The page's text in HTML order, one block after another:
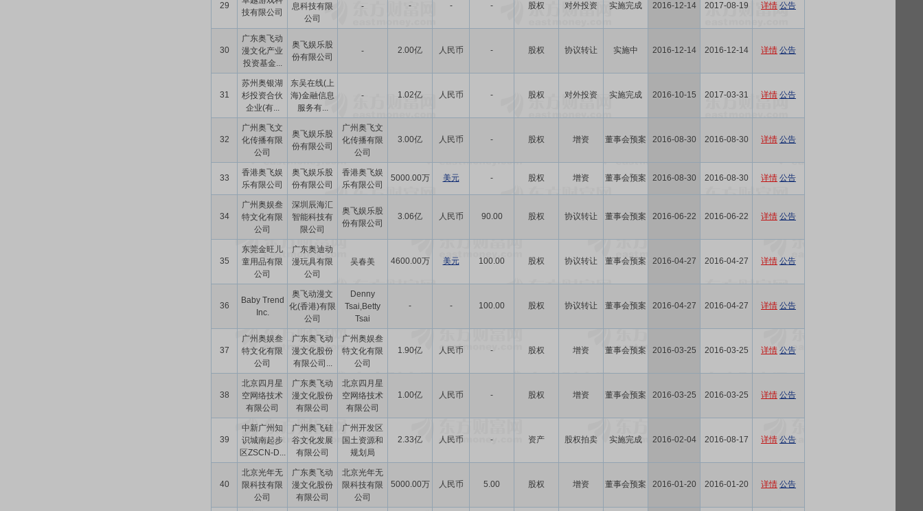
29
技有限公司
息科技有限
公司
- - - - 股权 对外投资 实施完成 2016-12-14 2017-08-19 详情 公告
30
广东奥飞动
漫文化产业
投资基金...
奥飞娱乐股
份有限公司
- 2.00亿 人民币 - 股权 协议转让 实施中 2016-12-14 2016-12-14 详情 公告
31
苏州奥银湖
杉投资合伙
企业(有...
东吴在线(上
海)金融信息
服务有...
- 1.02亿 人民币 - 股权 对外投资 实施完成 2016-10-15 2017-03-31 详情 公告
32
广州奥飞文
化传播有限
公司
奥飞娱乐股
份有限公司
广州奥飞文
化传播有限
公司
3.00亿 人民币 - 股权 增资 董事会预案 2016-08-30 2016-08-30 详情 公告
33
香港奥飞娱
乐有限公司
奥飞娱乐股
份有限公司
香港奥飞娱
乐有限公司
5000.00万 美元 - 股权 增资 董事会预案 2016-08-30 2016-08-30 详情 公告
34
广州奥娱叁
特文化有限
公司
深圳辰海汇
智能科技有
限公司
奥飞娱乐股
份有限公司
3.06亿 人民币 90.00 股权 协议转让 董事会预案 2016-06-22 2016-06-22 详情 公告
35
东莞金旺儿
童用品有限
公司
广东奥迪动
漫玩具有限
公司
吴春美 4600.00万 美元 100.00 股权 协议转让 董事会预案 2016-04-27 2016-04-27 详情 公告
36
Baby Trend
Inc.
奥飞动漫文
化(香港)有限
公司
Denny
Tsai,Betty
Tsai
- - 100.00 股权 协议转让 董事会预案 2016-04-27 2016-04-27 详情 公告
37
广州奥娱叁
特文化有限
公司
广东奥飞动
漫文化股份
有限公司...
广州奥娱叁
特文化有限
公司
1.90亿 人民币 - 股权 增资 董事会预案 2016-03-25 2016-03-25 详情 公告
38
北京四月星
空网络技术
有限公司
广东奥飞动
漫文化股份
有限公司
北京四月星
空网络技术
有限公司
1.00亿 人民币 - 股权 增资 董事会预案 2016-03-25 2016-03-25 详情 公告
39
中新广州知
识城南起步
区ZSCN-D...
广州奥飞硅
谷文化发展
有限公司
广州开发区
国土资源和
规划局
2.33亿 人民币 - 资产 股权拍卖 实施完成 2016-02-04 2016-08-17 详情 公告
40
北京光年无
限科技有限
公司
广东奥飞动
漫文化股份
有限公司
北京光年无
限科技有限
公司
5000.00万 人民币 5.00 股权 增资 董事会预案 2016-01-20 2016-01-20 详情 公告